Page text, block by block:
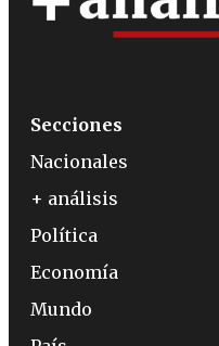
Secciones
Nacionales
+ análisis
Política
Economía
Mundo